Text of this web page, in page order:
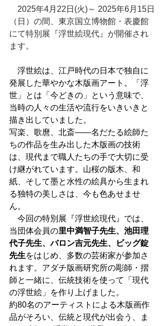
2025年4月22日(火)～ 2025年6月15日
（日）の間、東京国立博物館・表慶館
にて特別展『浮世絵現代』が開催され
ます。
浮世絵は、江戸時代の日本で独自に
発展した華やかな木版画アート。「浮
世」とは「今どきの」という意味で、
当時の人々の生活や流行をいきいきと
描き出していました。
写楽、歌麿、北斎――名だたる絵師た
ちの作品を生み出した木版画の技術
は、現代まで職人たちの手で大切に受
け継がれています。山桜の版木、和
紙、そして墨と水性の絵具から生まれ
る独特の美しさは、今も色あせませ
ん。
今回の特別展『浮世絵現代』では、
当団体会員の里中満智子先生、池田理
代子先生、バロン吉元先生、ビッグ錠
先生をはじめ、多数の芸術家が参加さ
れます。アダチ版画研究所の彫師・摺
師と一緒に、伝統技術を使って「現代
の浮世絵」を作り上げました。
約80名のアーティストによる木版画作
品がそろい、伝統と現代が出会う、ま